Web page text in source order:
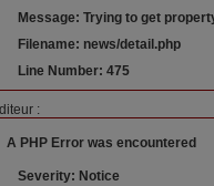
Message: Trying to get
Filename: news/detail.php
Line Number: 475
:
A PHP Error was encountered
Severity: Notice